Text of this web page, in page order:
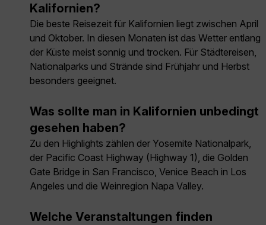
Kalifornien?
Die beste Reisezeit für Kalifornien liegt zwischen April
und Oktober. In diesen Monaten ist das Wetter entlang
der Küste meist sonnig und trocken. Für Städtereisen,
Nationalparks und Strände sind Frühjahr und Herbst
besonders geeignet.
Was sollte man in Kalifornien unbedingt
gesehen haben?
Zu den Highlights zählen der Yosemite Nationalpark,
der Pacific Coast Highway (Highway 1), die Golden
Gate Bridge in San Francisco, Venice Beach in Los
Angeles und die Weinregion Napa Valley.
Welche Veranstaltungen finden